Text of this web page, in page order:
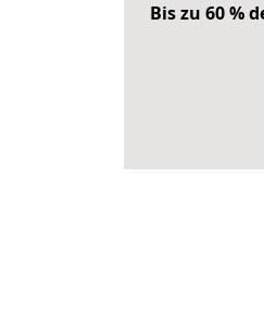
Bis zu 60 %